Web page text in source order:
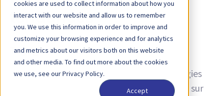
cookies are used to collect information about how you
interact with our website and allow us to remember
you. We use this information in order to improve and
customize your browsing experience and for analytics
and metrics about our visitors both on this website
and other media. To find out more about the cookies
we use, see our Privacy Policy.
Accept
tendances
Tag :gestion des commandes
Des idées sur les transactions, les technologies
et les tendances, ainsi que des informations sur